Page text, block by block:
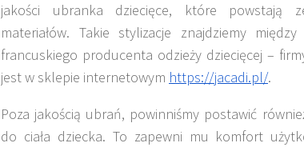
jakości ubranka dziecięce, które powstają
materiałów. Takie stylizacje znajdziemy
francuskiego producenta odzieży dziecięcej –
jest w sklepie internetowym https://jacadi.pl/.
Poza jakością ubrań, powinniśmy postawić
do ciała dziecka. To zapewni mu komfort